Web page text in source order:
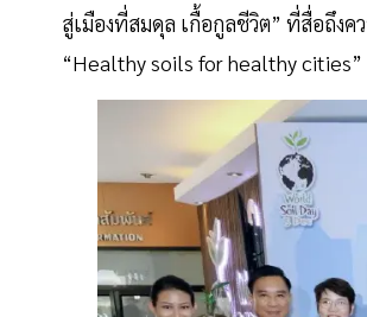
สู่เมืองที่สมดุล เกื้อกูลชีวิต” ที่สื่อถึง
“Healthy soils for healthy cities”